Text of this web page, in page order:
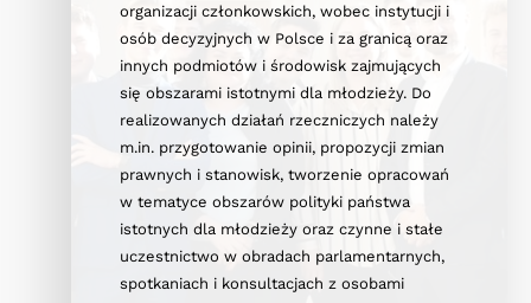
organizacji członkowskich, wobec instytucji i
osób decyzyjnych w Polsce i za granicą oraz
innych podmiotów i środowisk zajmujących
się obszarami istotnymi dla młodzieży. Do
realizowanych działań rzeczniczych należy
m.in. przygotowanie opinii, propozycji zmian
prawnych i stanowisk, tworzenie opracowań
w tematyce obszarów polityki państwa
istotnych dla młodzieży oraz czynne i stałe
uczestnictwo w obradach parlamentarnych,
spotkaniach i konsultacjach z osobami